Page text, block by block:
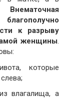
Внематочная
к разрыву
женщины.
которые
влагалища, а